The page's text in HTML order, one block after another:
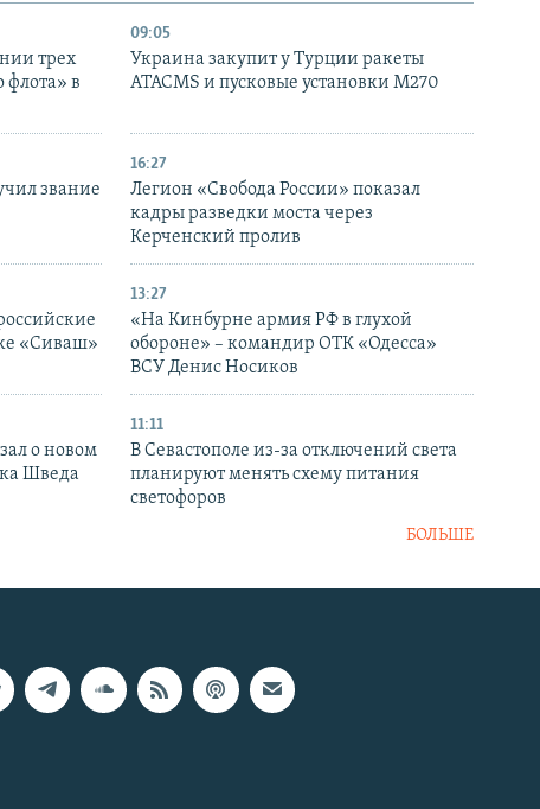
трех
флота» в
09:05
Украина закупит у Турции ракеты
ATACMS и пусковые установки M270
звание
16:27
Легион «Свобода России» показал
кадры разведки моста через
Керченский пролив
«Сиваш»
13:27
«На Кинбурне армия РФ в глухой
обороне» – командир ОТК «Одесса»
ВСУ Денис Носиков
о новом
Шведа
11:11
В Севастополе из-за отключений света
планируют менять схему питания
светофоров
БОЛЬШЕ